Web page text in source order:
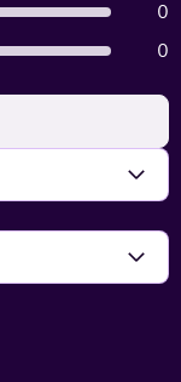
0
0